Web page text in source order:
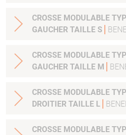
CROSSE MODULABLE
GAUCHER TAILLE S
CROSSE MODULABLE
GAUCHER TAILLE M
CROSSE MODULABLE
DROITIER TAILLE L
CROSSE MODULABLE